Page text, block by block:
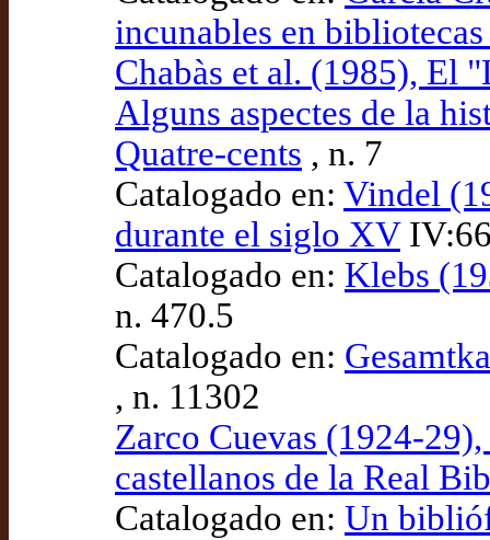
incunables en
Chabàs et al. (1985), El
Alguns aspectes de la
Quatre-cents , n. 7
Catalogado en: Vindel
durante el siglo XV
Catalogado en: Klebs
n. 470.5
Catalogado en:
, n. 11302
Zarco Cuevas (1924-
castellanos de la Real
Catalogado en: Un